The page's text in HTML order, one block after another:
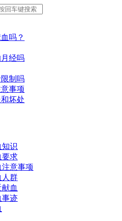
吗？
经吗
制吗
事项
坏处
知识
要求
注意事项
人群
献血
事迹